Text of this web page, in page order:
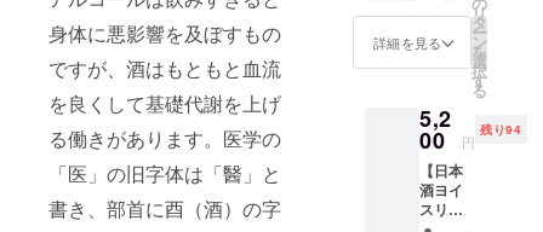
身体に悪影響を及ぼすもの
ですが、酒はもともと血流
を良くして基礎代謝を上げ
る働きがあります。医学の
「医」の旧字体は「醫」と
書き、部首に酉（酒）の字
予定価
格：
（税
抜）＋
送料870
円 ※最
速リ
ターン
・ハー
ブ
ティー
2個 ・
エナ
ジー・
ハーブ
ティー
2個 ・
YOICE
詳細を見る
リ
タ
ー
ン
を
選
択
す
る
5,2
00 円
残り94
【日本
酒ヨイ
スリ